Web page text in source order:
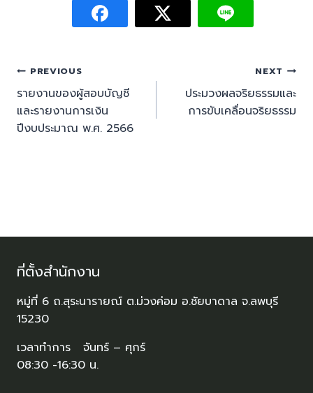
PREVIOUS
รายงานของผู้สอบบัญชี
และรายงานการเงิน
ปีงบประมาณ พ.ศ. 2566
NEXT
ประมวงผลจริยธรรมและ
การขับเคลื่อนจริยธรรม
ที่ตั้งสำนักงาน
หมู่ที่ 6 ถ.สุระนารายณ์ ต.ม่วงค่อม อ.ชัยบาดาล จ.ลพบุรี
15230
เวลาทำการ จันทร์ – ศุกร์
08:30 -16:30 น.